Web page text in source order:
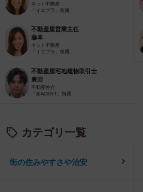
ネット不動産
「イエプラ」所属
不動産屋営業主任
藤本
ネット不動産
「イエプラ」所属
不動産屋宅地建物取引士
豊田
不動産仲介
「家AGENT」所属
カテゴリ一覧
街の住みやすさや治安